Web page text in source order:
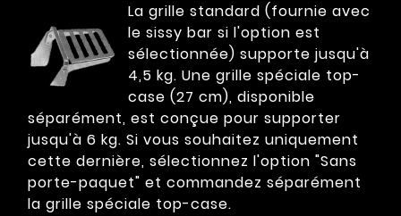
La grille standard (fournie avec
le sissy bar si l'option est
sélectionnée) supporte jusqu'à
4,5 kg. Une grille spéciale top-
case (27 cm), disponible
séparément, est conçue pour supporter
jusqu'à 6 kg. Si vous souhaitez uniquement
cette dernière, sélectionnez l'option "Sans
porte-paquet" et commandez séparément
la grille spéciale top-case.